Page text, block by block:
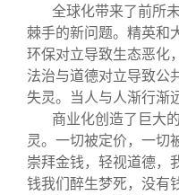
全球化带来了前所
棘手的新问题。精英和
环保对立导致生态恶化
法治与道德对立导致公
失灵。当人与人渐行渐
商业化创造了巨大
灵。一切被定价，一切
崇拜金钱，轻视道德，
钱我们醉生梦死，没有